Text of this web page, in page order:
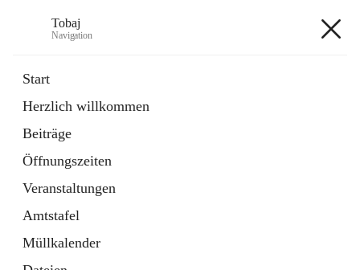
Tobaj
Navigation
Start
Herzlich willkommen
Beiträge
Öffnungszeiten
Veranstaltungen
Amtstafel
Müllkalender
Externe Webseite
in
Tab
Formulare
2 Schnellzugriffe